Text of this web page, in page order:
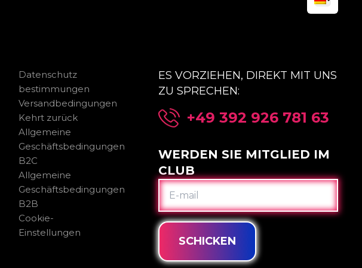
Datenschutz
bestimmungen
Versandbedingungen
Kehrt zurück
Allgemeine
Geschäftsbedingungen
B2C
Allgemeine
Geschäftsbedingungen
B2B
Cookie-
Einstellungen
ES VORZIEHEN, DIREKT MIT UNS
ZU SPRECHEN:
+49 392 926 781 63
WERDEN SIE MITGLIED IM
CLUB
E-
MAIL
SCHICKEN